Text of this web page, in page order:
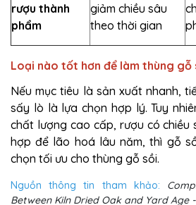
rượu thành
phẩm
giảm chiều sâu
theo thời gian
Loại nào tốt hơn để làm thùng gỗ
Nếu mục tiêu là sản xuất nhanh,
sấy lò là lựa chọn hợp lý. Tuy
chất lượng cao cấp, rượu có chiều
hợp để lão hoá lâu năm, thì gỗ
chọn tối ưu cho thùng gỗ sồi.
Nguồn thông tin tham khảo:
Between Kiln Dried Oak and Yard Age